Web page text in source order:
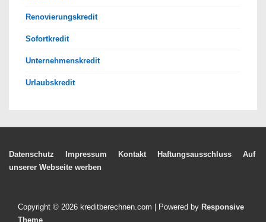
Renovierungskredit
Sofortkredit
Unternehmenskredit
Urlaubskredit
Footer-
Datenschutz Impressum Kontakt Haftungsausschluss
Auf
unserer Webseite werben
Copyright © 2026 kreditberechnen.com | Powered by Responsive
Theme